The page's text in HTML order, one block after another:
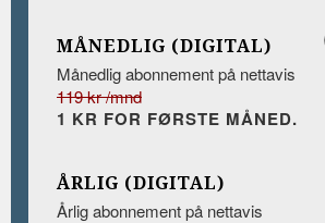
MÅNEDLIG (DIGITAL)
Månedlig abonnement på nettavis
119 kr /mnd
1 KR FOR FØRSTE MÅNED.
ÅRLIG (DIGITAL)
Årlig abonnement på nettavis